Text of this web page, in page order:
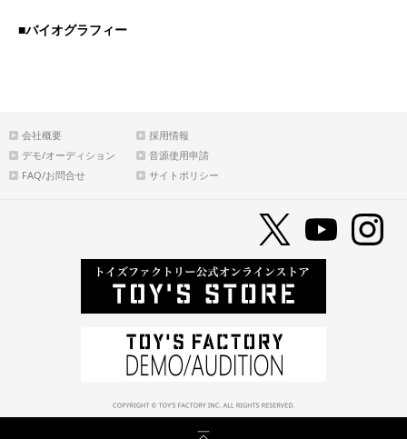
■バイオグラフィー
会社概要
採用情報
デモ/オーディション
音源使用申請
FAQ/お問合せ
サイトポリシー